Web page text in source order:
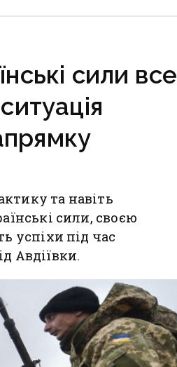
сили все
та навіть
сили, своєю
успіхи під час
Авдіївки.